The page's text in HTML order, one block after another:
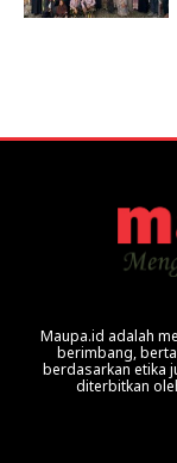
Maupa.id adalah
berimbang,
berdasarkan etika
diterbitkan